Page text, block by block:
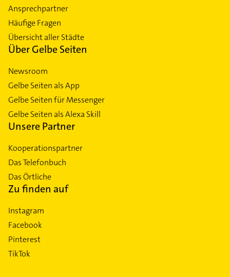
Ansprechpartner
Häufige Fragen
Übersicht aller Städte
Über Gelbe Seiten
Newsroom
Gelbe Seiten als App
Gelbe Seiten für Messenger
Gelbe Seiten als Alexa Skill
Unsere Partner
Kooperationspartner
Das Telefonbuch
Das Örtliche
Zu finden auf
Instagram
Facebook
Pinterest
TikTok